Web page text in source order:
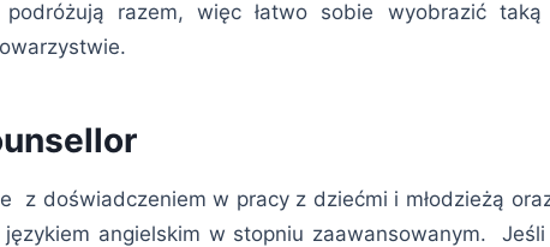
razem, więc łatwo sobie wyobrazić taką
z doświadczeniem w pracy z dziećmi i młodzieżą
angielskim w stopniu zaawansowanym. Jeśli